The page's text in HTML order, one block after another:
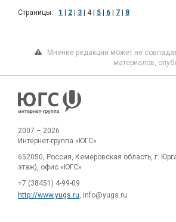
Страницы: 1 2 3 4| 5 6 7 8
Мнение редакции может не
материалов,
2007 – 2026
Интернет-группа «ЮГС»
652050, Россия, Кемеровская область, г.
этаж), офис «ЮГС»
+7 (38451) 4-99-09
http://www.yugs.ru, info@yugs.ru